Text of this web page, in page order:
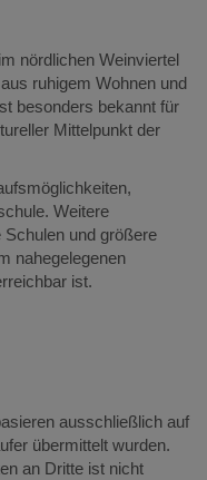
nördlichen Weinviertel
ruhigem Wohnen und
besonders bekannt für
Mittelpunkt der
Weitere
und größere
nahegelegenen
ist.
ausschließlich auf
übermittelt wurden.
an Dritte ist nicht